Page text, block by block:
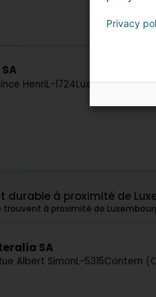
HenriL-1724Luxembourg
durable à proximité de
trouvent à proximité de
SA
Albert SimonL-5315Contern
Privacy